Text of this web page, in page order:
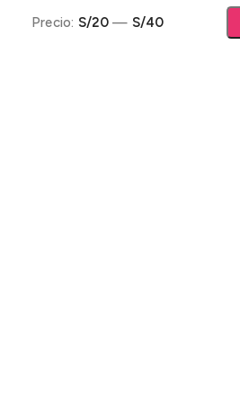
Precio mínimo
Precio máximo
Precio: S/20 — S/40